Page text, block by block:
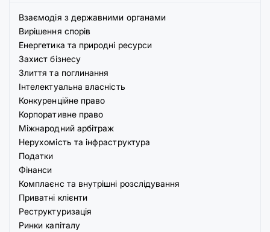
Взаємодія з державними органами
Вирішення спорів
Енергетика та природні ресурси
Захист бізнесу
Злиття та поглинання
Інтелектуальна власність
Конкуренційне право
Корпоративне право
Міжнародний арбітраж
Нерухомість та інфраструктура
Податки
Фінанси
Комплаєнс та внутрішні розслідування
Приватні клієнти
Реструктуризація
Ринки капіталу